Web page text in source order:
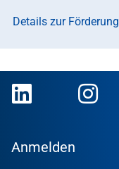
Details zur Förderung
Anmelden